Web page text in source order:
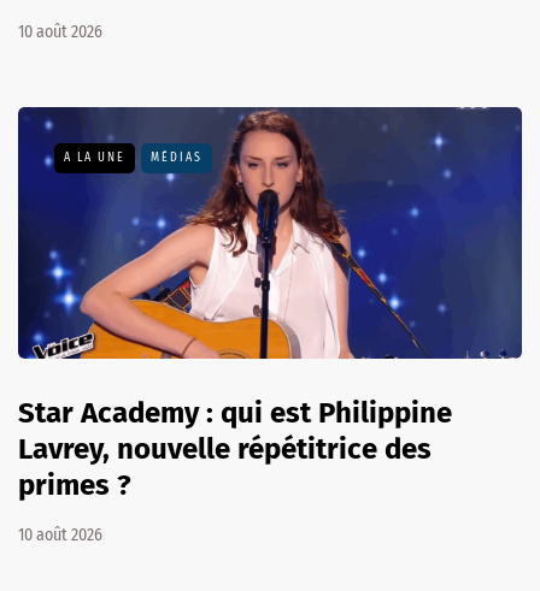
10 août 2026
A LA UNE MÉDIAS
Star Academy : qui est Philippine
Lavrey, nouvelle répétitrice des
primes ?
10 août 2026